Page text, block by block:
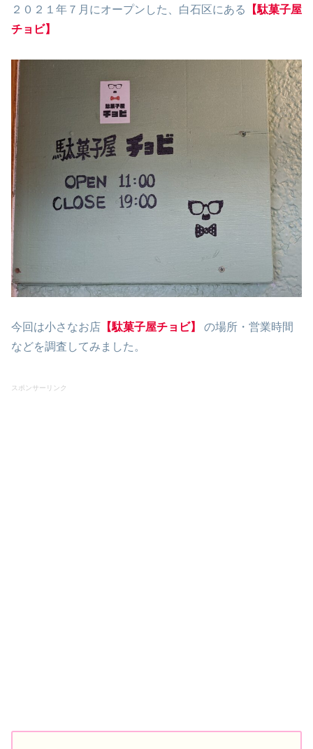
２０２１年７月にオープンした、白石区にある
【駄菓子屋
チョビ】
今回は小さなお店 【駄菓子屋チョビ】
の場所・営業時間
などを調査してみました。
スポンサーリンク